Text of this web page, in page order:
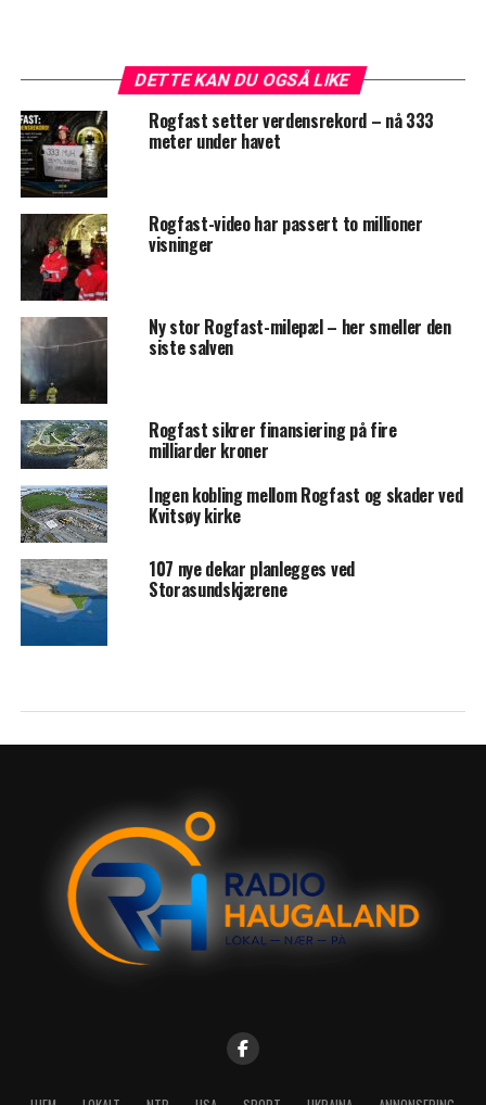
DETTE KAN DU OGSÅ LIKE
Rogfast setter verdensrekord – nå 333
meter under havet
Rogfast-video har passert to millioner
visninger
Ny stor Rogfast-milepæl – her smeller den
siste salven
Rogfast sikrer finansiering på fire
milliarder kroner
Ingen kobling mellom Rogfast og skader ved
Kvitsøy kirke
107 nye dekar planlegges ved
Storasundskjærene